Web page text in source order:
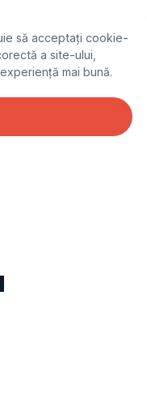
online
să acceptați cookie-
a site-ului,
mai bună.